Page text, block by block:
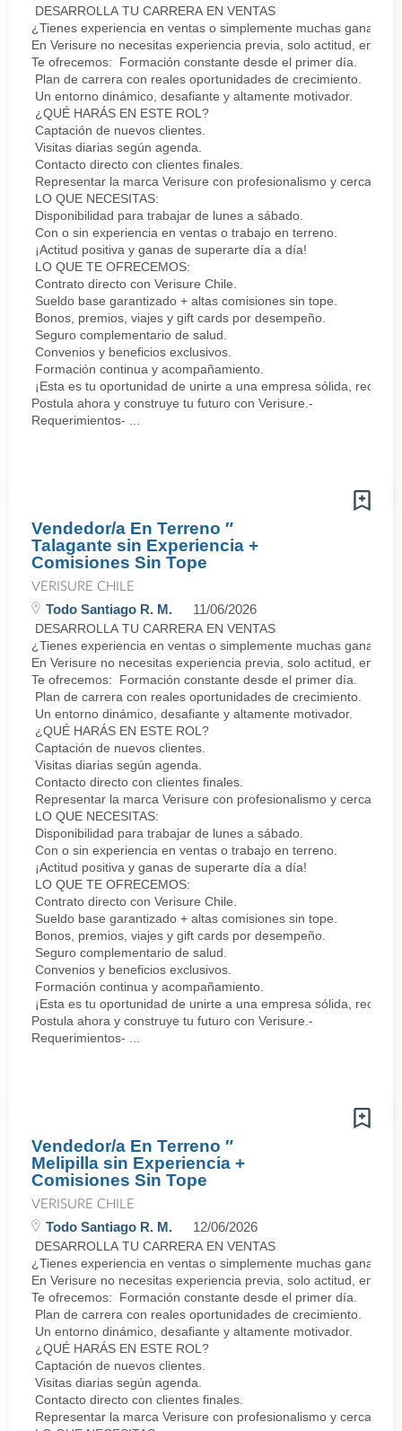
DESARROLLA TU CARRERA EN VENTAS
¿Tienes experiencia en ventas o simplemente muchas ganas
En Verisure no necesitas experiencia previa, solo actitud,
Te ofrecemos: Formación constante desde el primer día.
Plan de carrera con reales oportunidades de crecimiento.
Un entorno dinámico, desafiante y altamente motivador.
¿QUÉ HARÁS EN ESTE ROL?
Captación de nuevos clientes.
Visitas diarias según agenda.
Contacto directo con clientes finales.
Representar la marca Verisure con profesionalismo y cercanía.
LO QUE NECESITAS:
Disponibilidad para trabajar de lunes a sábado.
Con o sin experiencia en ventas o trabajo en terreno.
¡Actitud positiva y ganas de superarte día a día!
LO QUE TE OFRECEMOS:
Contrato directo con Verisure Chile.
Sueldo base garantizado + altas comisiones sin tope.
Bonos, premios, viajes y gift cards por desempeño.
Seguro complementario de salud.
Convenios y beneficios exclusivos.
Formación continua y acompañamiento.
¡Esta es tu oportunidad de unirte a una empresa sólida,
Postula ahora y construye tu futuro con Verisure.-
Requerimientos- ...
Vendedor/a En Terreno ″
Talagante sin Experiencia +
Comisiones Sin Tope
VERISURE CHILE
Todo Santiago R. M. 11/06/2026
DESARROLLA TU CARRERA EN VENTAS
¿Tienes experiencia en ventas o simplemente muchas ganas
En Verisure no necesitas experiencia previa, solo actitud,
Te ofrecemos: Formación constante desde el primer día.
Plan de carrera con reales oportunidades de crecimiento.
Un entorno dinámico, desafiante y altamente motivador.
¿QUÉ HARÁS EN ESTE ROL?
Captación de nuevos clientes.
Visitas diarias según agenda.
Contacto directo con clientes finales.
Representar la marca Verisure con profesionalismo y cercanía.
LO QUE NECESITAS:
Disponibilidad para trabajar de lunes a sábado.
Con o sin experiencia en ventas o trabajo en terreno.
¡Actitud positiva y ganas de superarte día a día!
LO QUE TE OFRECEMOS:
Contrato directo con Verisure Chile.
Sueldo base garantizado + altas comisiones sin tope.
Bonos, premios, viajes y gift cards por desempeño.
Seguro complementario de salud.
Convenios y beneficios exclusivos.
Formación continua y acompañamiento.
¡Esta es tu oportunidad de unirte a una empresa sólida,
Postula ahora y construye tu futuro con Verisure.-
Requerimientos- ...
Vendedor/a En Terreno ″
Melipilla sin Experiencia +
Comisiones Sin Tope
VERISURE CHILE
Todo Santiago R. M. 12/06/2026
DESARROLLA TU CARRERA EN VENTAS
¿Tienes experiencia en ventas o simplemente muchas ganas
En Verisure no necesitas experiencia previa, solo actitud,
Te ofrecemos: Formación constante desde el primer día.
Plan de carrera con reales oportunidades de crecimiento.
Un entorno dinámico, desafiante y altamente motivador.
¿QUÉ HARÁS EN ESTE ROL?
Captación de nuevos clientes.
Visitas diarias según agenda.
Contacto directo con clientes finales.
Representar la marca Verisure con profesionalismo y cercanía.